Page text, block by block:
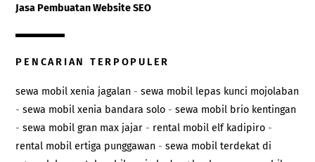
Jasa Pembuatan Website SEO
PENCARIAN TERPOPULER
sewa mobil xenia jagalan -sewa mobil lepas kunci mojolaban
-sewa mobil xenia bandara solo -sewa mobil brio kentingan
-sewa mobil gran max jajar - rental mobil elf kadipiro -
rental mobil ertiga punggawan -sewa mobil terdekat di